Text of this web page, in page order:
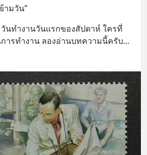
ามวัน”
นทำงานวันแรกของสัปดาห์ ใครที่
ารทำงาน ลองอ่านบทความนี้ครับ